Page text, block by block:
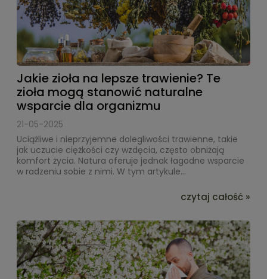
Jakie zioła na lepsze trawienie? Te
zioła mogą stanowić naturalne
wsparcie dla organizmu
21-05-2025
Uciążliwe i nieprzyjemne dolegliwości trawienne, takie
jak uczucie ciężkości czy wzdęcia, często obniżają
komfort życia. Natura oferuje jednak łagodne wsparcie
w radzeniu sobie z nimi. W tym artykule...
czytaj całość »